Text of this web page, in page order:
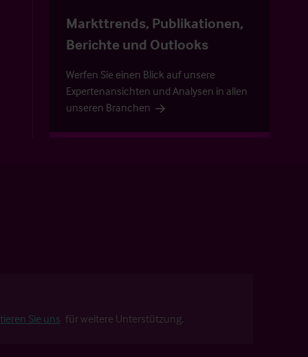
Markttrends, Publikationen,
Berichte und Outlooks
Werfen Sie einen Blick auf unsere
Expertenansichten und Analysen in allen
unseren Branchen
Sie uns für weitere Unterstützung.